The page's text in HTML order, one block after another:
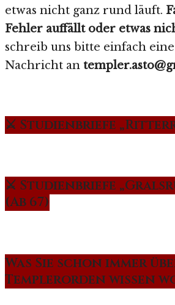
etwas nicht ganz rund läuft.
Fehler auffällt oder etwas
schreib uns bitte einfach
Nachricht an
⚔️ Studienbriefe
⚔️ Studienbriefe
(Ab 67)
Was Sie schon immer
Templerorden wissen